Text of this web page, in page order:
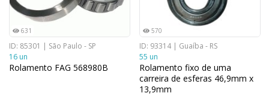
631
ID: 85301 | São Paulo - SP
16 un
Rolamento FAG 568980B
570
ID: 93314 | Guaíba - RS
55 un
Rolamento fixo de uma
carreira de esferas 46,9mm x
13,9mm